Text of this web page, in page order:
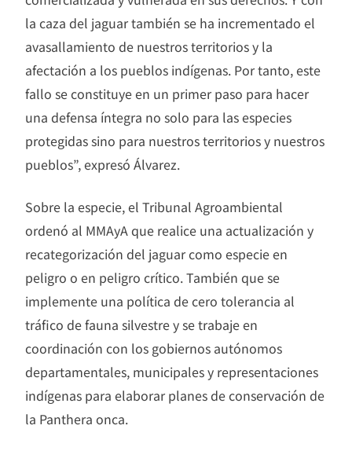
la caza del jaguar también se ha incrementado el
avasallamiento de nuestros territorios y la
afectación a los pueblos indígenas. Por tanto, este
fallo se constituye en un primer paso para hacer
una defensa íntegra no solo para las especies
protegidas sino para nuestros territorios y nuestros
pueblos”, expresó Álvarez.
Sobre la especie, el Tribunal Agroambiental
ordenó al MMAyA que realice una actualización y
recategorización del jaguar como especie en
peligro o en peligro crítico. También que se
implemente una política de cero tolerancia al
tráfico de fauna silvestre y se trabaje en
coordinación con los gobiernos autónomos
departamentales, municipales y representaciones
indígenas para elaborar planes de conservación de
la Panthera onca.